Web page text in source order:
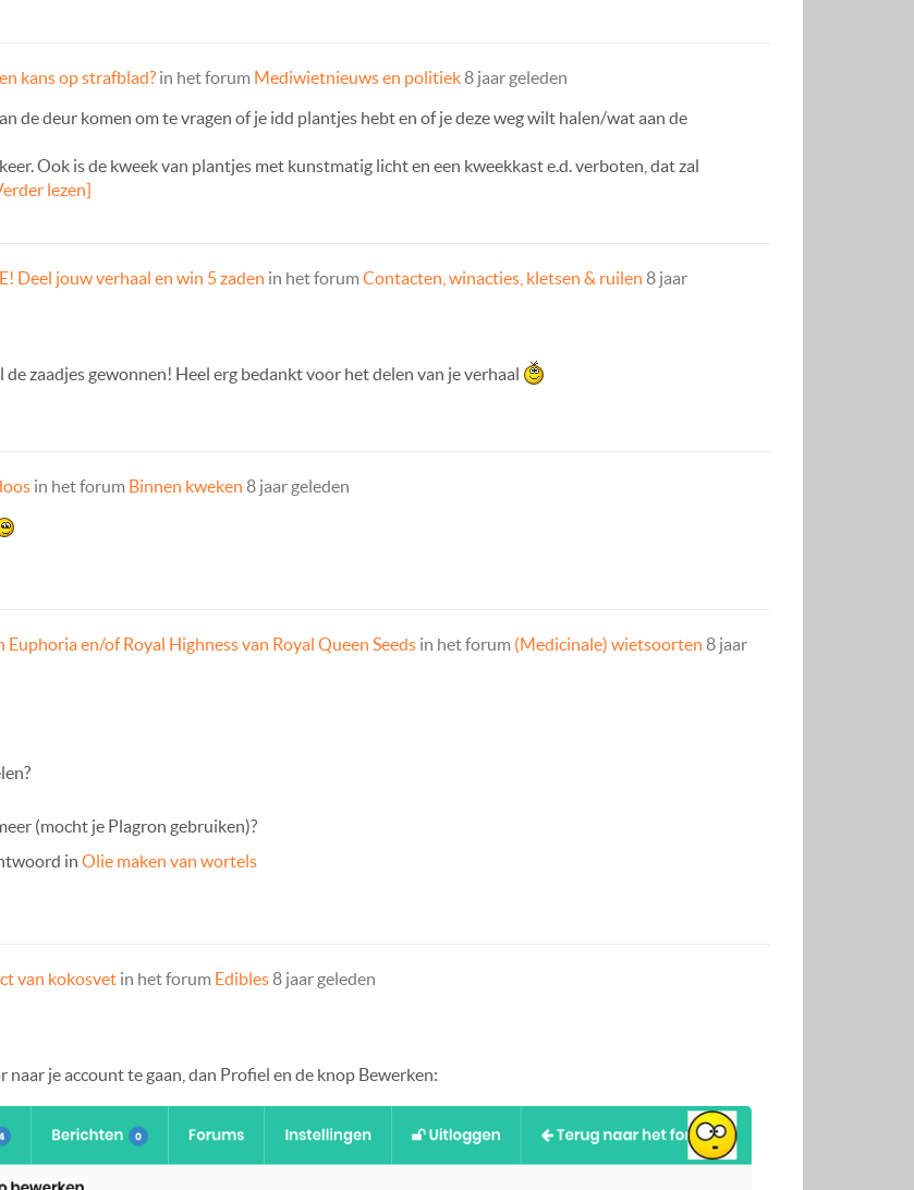
kans op strafblad? in het forum Mediwietnieuws en politiek8 jaar geleden
de deur komen om te vragen of je idd plantjes hebt en of je deze weg wilt halen/wat aan de
Ook is de kweek van plantjes met kunstmatig licht en een kweekkast e.d. verboten, dat zal
lezen]
Deel jouw verhaal en win 5 zaden in het forum Contacten, winacties, kletsen & ruilen 8 jaar
zaadjes gewonnen! Heel erg bedankt voor het delen van je verhaal
in het forum Binnen kweken 8 jaar geleden
Euphoria en/of Royal Highness van Royal Queen Seeds in het forum (Medicinale) wietsoorten 8 jaar
(mocht je Plagron gebruiken)?
in Olie maken van wortels
van kokosvet in het forum Edibles8 jaar geleden
naar je account te gaan, dan Profiel en de knop Bewerken: